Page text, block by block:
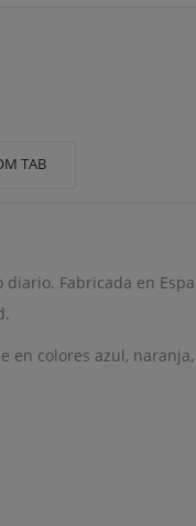
TAB
Fabricada en
en colores azul,